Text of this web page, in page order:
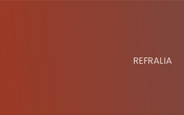
REFRALIA